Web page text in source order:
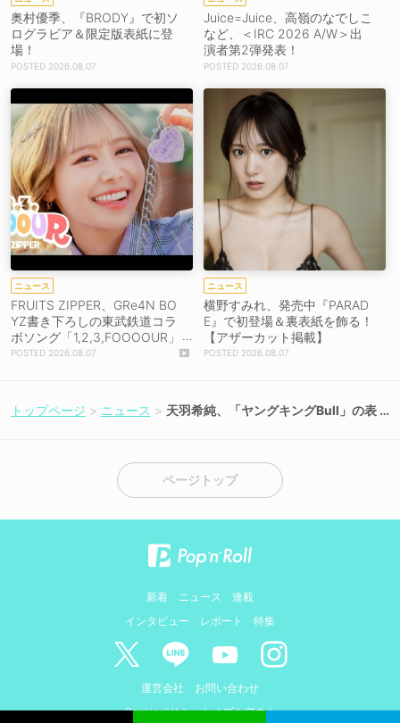
奥村優季、『BRODY』で初ソ
ログラビア＆限定版表紙に登
場！
2026.08.07
Juice=Juice、高嶺のなでしこ
など、＜IRC 2026 A/W＞出
演者第2弾発表！
2026.08.07
ニュース
FRUITS ZIPPER、GRe4N BO
YZ書き下ろしの東武鉄道コラ
ボソング「1,2,3,FOOOOUR」
をリリース＆MV公開！
2026.08.07
ニュース
横野すみれ、発売中『PARAD
E』で初登場＆裏表紙を飾る！
【アザーカット掲載】
2026.08.07
トップページ ニュース
天羽希純、「ヤングキングBull」の表
ページトップ
新着 ニュース
連載
インタビュー
レポート 特集
運営会社
お問い合わせ
Cookieポリシーとオプトアウト